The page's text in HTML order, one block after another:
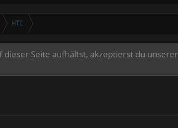
HTC
Seite aufhältst, akzeptierst du